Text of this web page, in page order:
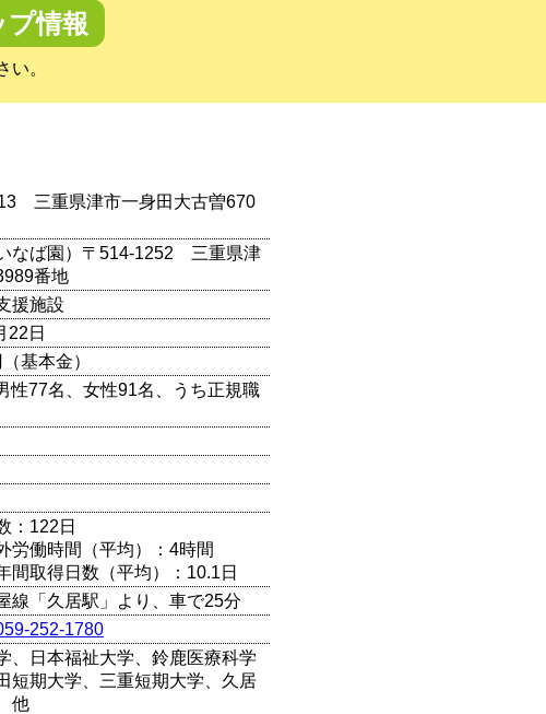
情報
い。
三重県津市一身田大古曽670
なば園）〒514-1252 三重県津
番地
援施設
22日
基本金）
性77名、女性91名、うち正規職
：122日
労働時間（平均）：4時間
間取得日数（平均）：10.1日
線「久居駅」より、車で25分
252-1780
、日本福祉大学、鈴鹿医療科学
短期大学、三重短期大学、久居
他